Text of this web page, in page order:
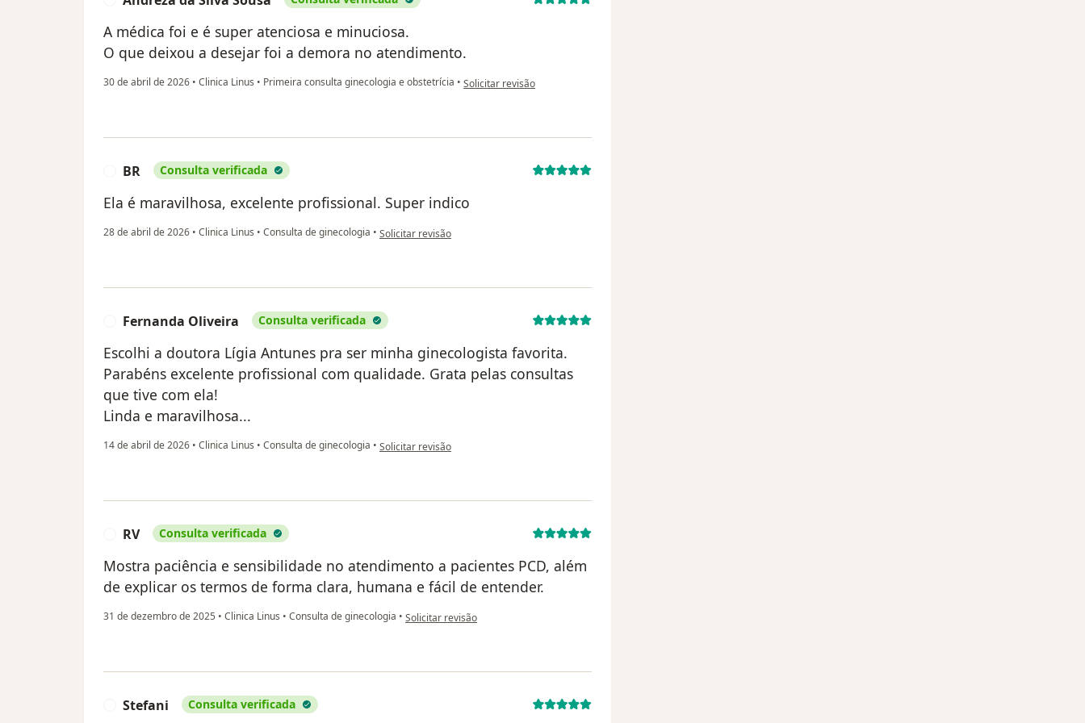
A médica foi e é super atenciosa e minuciosa.
O que deixou a desejar foi a demora no atendimento.
30 de abril de 2026 • Clinica Linus • Primeira consulta ginecologia e obstetrícia • na opinião do utilizador Andreza da Silva Sousa
Solicitar revisão
BR Consulta verificada
Ela é maravilhosa, excelente profissional. Super indico
28 de abril de 2026 • Clinica Linus • Consulta de ginecologia • na opinião do utilizador BR
Solicitar revisão
Fernanda Oliveira Consulta verificada
Escolhi a doutora Lígia Antunes pra ser minha ginecologista favorita.
Parabéns excelente profissional com qualidade. Grata pelas consultas
que tive com ela!
Linda e maravilhosa...
14 de abril de 2026 • Clinica Linus • Consulta de ginecologia • na opinião do utilizador Fernanda Oliveira
Solicitar revisão
RV Consulta verificada
Mostra paciência e sensibilidade no atendimento a pacientes PCD, além
de explicar os termos de forma clara, humana e fácil de entender.
31 de dezembro de 2025 • Clinica Linus • Consulta de ginecologia • na opinião do utilizador RV
Solicitar revisão
Stefani Consulta verificada